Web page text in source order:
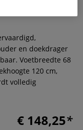
en doekdrager
Voetbreedte 68
120 cm,
volledig
€ 148,25